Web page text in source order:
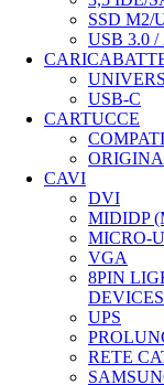
SSD M2/
USB 3.0 /
USB-C
CARTUCCE
CAVI
DVI
MIDIDP
MICRO-
VGA
8PIN
DEVICES
UPS
RETE